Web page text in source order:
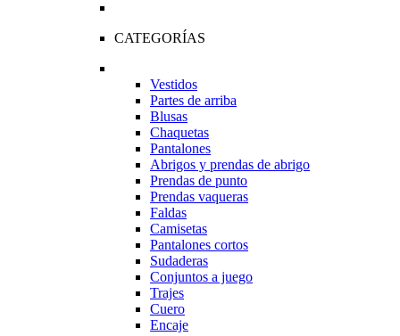
CATEGORÍAS
Vestidos
Partes de arriba
Blusas
Chaquetas
Pantalones
Abrigos y prendas de abrigo
Prendas de punto
Prendas vaqueras
Faldas
Camisetas
Pantalones cortos
Sudaderas
Conjuntos a juego
Trajes
Cuero
Encaje